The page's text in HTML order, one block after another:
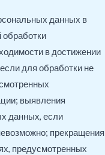
данных в
в достижении
для обработки не
выявления
данных, если
прекращения
предусмотренных